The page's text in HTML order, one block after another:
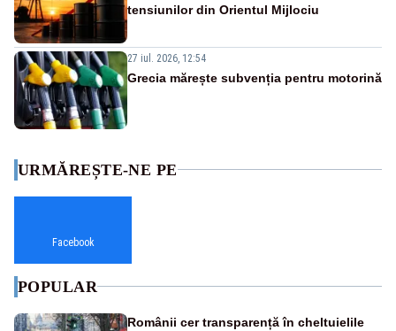
tensiunilor din Orientul Mijlociu
27 iul. 2026, 12:54
Grecia mărește subvenția pentru motorină
URMĂREȘTE-NE PE
Facebook
POPULAR
Românii cer transparență în cheltuielile